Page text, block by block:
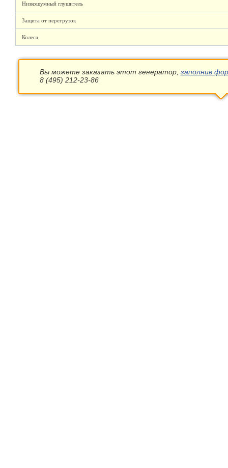
Низкошумный глушитель
Защита от перегрузок
Колеса
Вы можете заказать этот генератор, заполнив
8 (495) 212-23-86